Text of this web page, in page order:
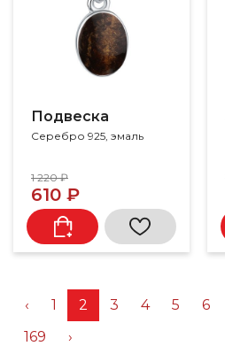
Подвеска
Серебро 925, эмаль
1 220 ₽
610 ₽
‹ 1 2 3 4 5 6
169
›